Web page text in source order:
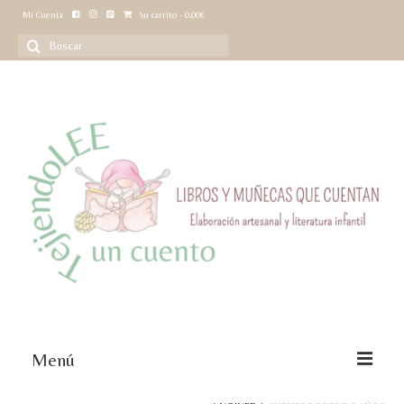
Mi Cuenta Su carrito - 0,00€
Buscar
por:
Menú